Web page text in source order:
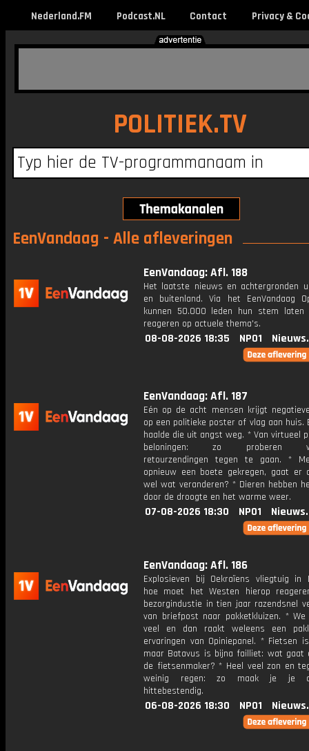
Nederland.FM Podcast.NL Contact Privacy &
POLITIEK.TV
EenVandaag - Alle afleveringen
EenVandaag: Afl. 188
Het laatste nieuws en achtergronden
en buitenland. Via het EenVandaag
kunnen 50.000 leden hun stem laten
reageren op actuele thema's.
08-08-2026 18:35 NPO1
EenVandaag: Afl. 187
Eén op de acht mensen krijgt
op een politieke poster of vlag aan huis.
haalde die uit angst weg. * Van virtueel
beloningen: zo proberen
retourzendingen tegen te gaan. *
opnieuw een boete gekregen, gaat er
wel wat veranderen? * Dieren hebben
door de droogte en het warme weer.
07-08-2026 18:30 NPO1
EenVandaag: Afl. 186
Explosieven bij Oekraïens vliegtuig in
hoe moet het Westen hierop
bezorgindustie in tien jaar razendsnel
van briefpost naar pakketkluizen. * We
veel en dan raakt weleens een
ervaringen van Opiniepanel. * Fietsen
maar Batavus is bijna failliet: wat gaat
de fietsenmaker? * Heel veel zon en
weinig regen: zo maak je je
hittebestendig.
06-08-2026 18:30 NPO1